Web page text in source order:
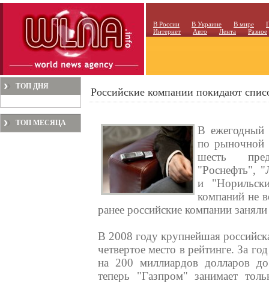
В России В Украине В мире
Интернет
Авто Лента Разное
ТОП ДНЯ
ТОП МЕСЯЦА
Российские компании покидают
В ежегодный
по рыночной
шесть
"Роснефть",
и
компаний не
ранее российские компании
В 2008 году крупнейшая
четвертое место в рейтинге. За
на 200 миллиардов долларов
теперь "Газпром" занимает